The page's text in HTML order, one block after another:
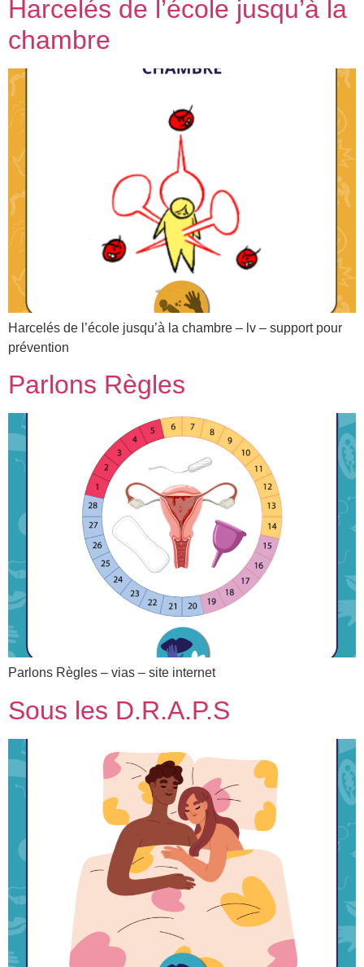
Harcelés de l’école jusqu’à la
chambre
Harcelés de l’école jusqu’à la chambre – lv – support pour
prévention
Parlons Règles
Parlons Règles – vias – site internet
Sous les D.R.A.P.S